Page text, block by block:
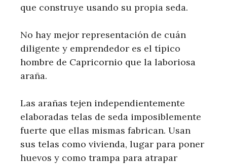
que construye usando su propia seda.
No hay mejor representación de cuán
diligente y emprendedor es el típico
hombre de Capricornio que la laboriosa
araña.
Las arañas tejen independientemente
elaboradas telas de seda imposiblemente
fuerte que ellas mismas fabrican. Usan
sus telas como vivienda, lugar para poner
huevos y como trampa para atrapar